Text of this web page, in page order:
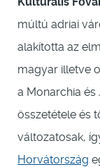
múltú adriai
alakította az
magyar illetve
a Monarchia és
összetétele és
változatosak,
Horvátország